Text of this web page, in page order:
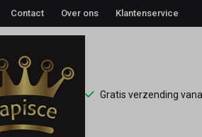
Contact Over ons Klantenservice
Gratis verzending